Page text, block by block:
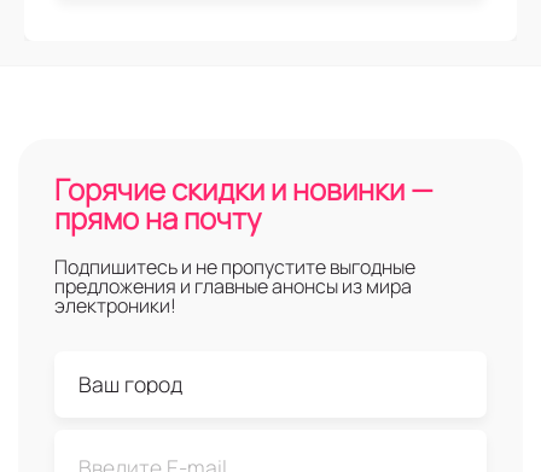
Горячие скидки и новинки —
прямо на почту
Подпишитесь и не пропустите выгодные
предложения и главные анонсы из мира
электроники!